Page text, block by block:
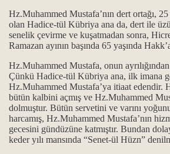
Hz.Muhammed Mustafa’nın dert ortağı,
olan Hadice-tül Kübriya ana da, dert ile
senelik çevirme ve kuşatmadan sonra,
Ramazan ayının başında 65 yaşında
Hz.Muhammed Mustafa, onun
Çünkü Hadice-tül Kübriya ana, ilk imana
Hz.Muhammed Mustafa’ya itiaat edendir.
bütün kalbini açmış ve Hz.Muhammed
dolmuştur. Bütün servetini ve varını
harcamış, Hz.Muhammed Mustafa’nın
gecesini gündüzüne katmıştır. Bundan
keder yılı mansında “Senet-ül Hüzn”